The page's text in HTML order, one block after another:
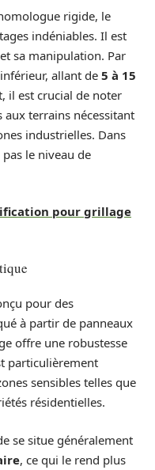
rigide, le
indéniables. Il est
sa manipulation. Par
allant de 5 à 15
il est crucial de noter
terrains nécessitant
industrielles. Dans
le niveau de
pour grillage
pour des
à partir de panneaux
offre une robustesse
particulièrement
sensibles telles que
résidentielles.
se situe généralement
, ce qui le rend plus